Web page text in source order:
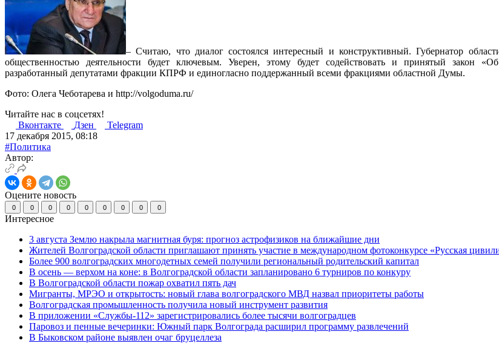
– Считаю, что диалог состоялся интересный и конструктивный. Губернатор
общественностью деятельности будет ключевым. Уверен, этому будет содействовать и принятый закон
разработанный депутатами фракции КПРФ и единогласно поддержанный всеми фракциями областной Думы.
Фото: Олега Чеботарева и http://volgoduma.ru/
Читайте нас в соцсетях!
Вконтакте
Дзен
Telegram
17 декабря 2015, 08:18
#Политика
Автор:
Оцените новость
0 0 0 0 0 0 0 0 0
Интересное
3 августа Землю накрыла магнитная буря: прогноз астрофизиков на ближайшие дни
Жителей Волгоградской области приглашают принять участие в международном фотоконкурсе «Русская
Более 900 волгоградских многодетных семей получили региональный родительский капитал
В осень — верхом на коне: в Волгоградской области запланировано 6 турниров по конкуру
В Волгоградской области пожар охватил пять дач
Мигранты, МРЭО и открытость: новый глава волгоградского МВД назвал приоритеты работы
Волгоградская промышленность получила новый инструмент развития
В приложении «Службы-112» зарегистрировались более тысячи волгоградцев
Паровоз и пенные вечеринки: Южный парк Волгограда расширил программу развлечений
В Быковском районе выявлен очаг бруцеллеза